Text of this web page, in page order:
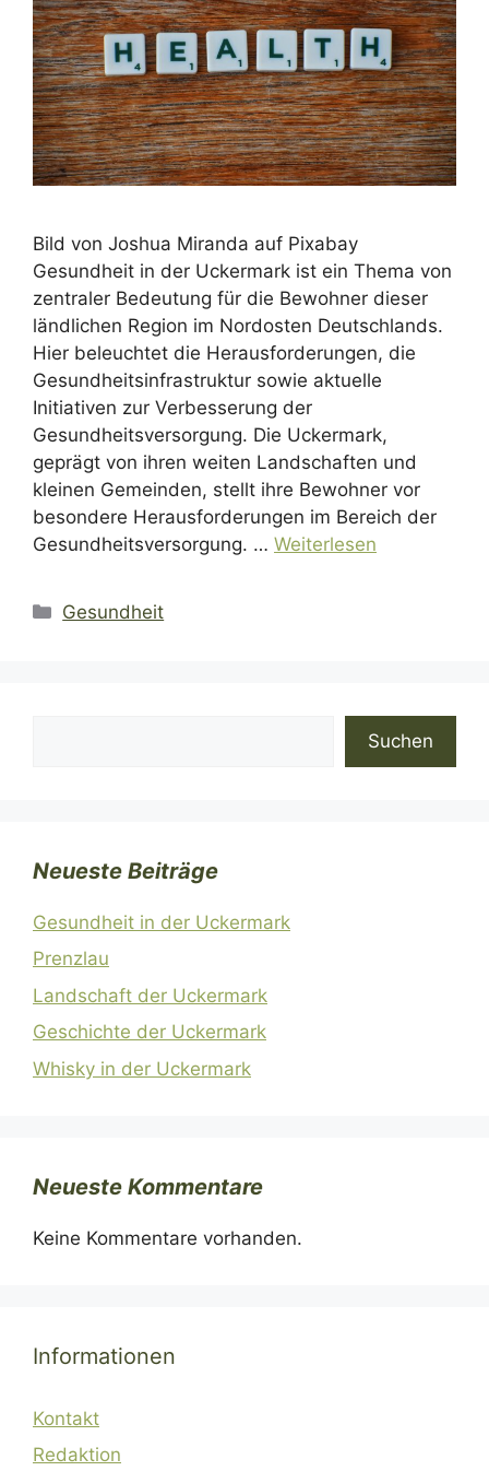
Bild von Joshua Miranda auf Pixabay
Gesundheit in der Uckermark ist ein Thema von
zentraler Bedeutung für die Bewohner dieser
ländlichen Region im Nordosten Deutschlands.
Hier beleuchtet die Herausforderungen, die
Gesundheitsinfrastruktur sowie aktuelle
Initiativen zur Verbesserung der
Gesundheitsversorgung. Die Uckermark,
geprägt von ihren weiten Landschaften und
kleinen Gemeinden, stellt ihre Bewohner vor
besondere Herausforderungen im Bereich der
Gesundheitsversorgung. … Weiterlesen
Kategorien
Gesundheit
Suchen
Neueste Beiträge
Gesundheit in der Uckermark
Prenzlau
Landschaft der Uckermark
Geschichte der Uckermark
Whisky in der Uckermark
Neueste Kommentare
Keine Kommentare vorhanden.
Informationen
Kontakt
Redaktion